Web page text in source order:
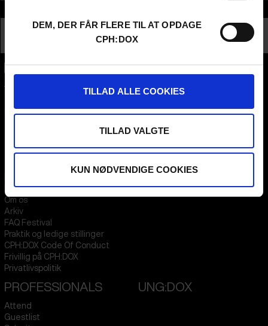
DEM, DER FÅR FLERE TIL AT OPDAGE
CPH:DOX
TILLAD ALLE COOKIES
TILLAD VALGTE
KUN NØDVENDIGE COOKIES
Nationalitet
United Kingdom
Producer
Denmark
FESTIVAL 2026 DA
Presseinfo
Om os
Arkiv
FAQ Festival
Praktik og ledige stillinger
CPH:DOX Code Of Conduct
Frivillig på CPH:DOX
Privatlivspolitik
STREAMING
PARA:DOX
PROFESSIONALS
Attend
Guestlist
UNG:DOX